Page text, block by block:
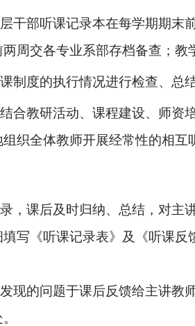
干部听课记录本在每学期期末
周交各专业系部存档备查；教
制度的执行情况进行检查、总
合教研活动、课程建设、师资
织全体教师开展经常性的相互
，课后及时归纳、总结，对主
写《听课记录表》及《听课反
现的问题于课后反馈给主讲教